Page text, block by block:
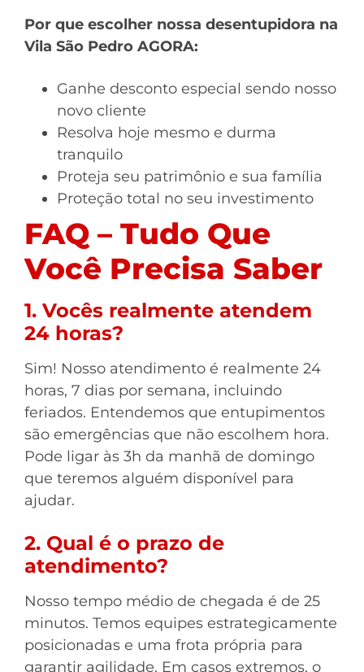
Por que escolher nossa desentupidora na
Vila São Pedro AGORA:
Ganhe desconto especial sendo nosso
novo cliente
Resolva hoje mesmo e durma
tranquilo
Proteja seu patrimônio e sua família
Proteção total no seu investimento
FAQ – Tudo Que
Você Precisa Saber
1. Vocês realmente atendem
24 horas?
Sim! Nosso atendimento é realmente 24
horas, 7 dias por semana, incluindo
feriados. Entendemos que entupimentos
são emergências que não escolhem hora.
Pode ligar às 3h da manhã de domingo
que teremos alguém disponível para
ajudar.
2. Qual é o prazo de
atendimento?
Nosso tempo médio de chegada é de 25
minutos. Temos equipes estrategicamente
posicionadas e uma frota própria para
garantir agilidade. Em casos extremos, o